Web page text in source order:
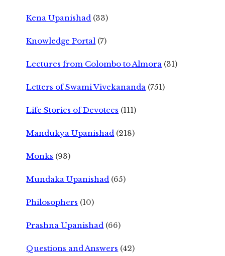
Kena Upanishad (33)
Knowledge Portal (7)
Lectures from Colombo to Almora (31)
Letters of Swami Vivekananda (751)
Life Stories of Devotees (111)
Mandukya Upanishad (218)
Monks (93)
Mundaka Upanishad (65)
Philosophers (10)
Prashna Upanishad (66)
Questions and Answers (42)